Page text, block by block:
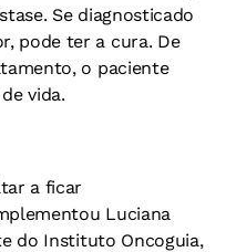
Se diagnosticado
pode ter a cura. De
o paciente
vida.
a ficar
Luciana
do Instituto Oncoguia,